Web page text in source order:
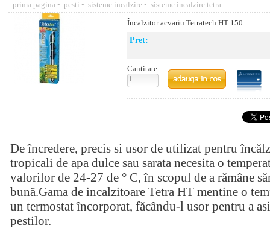
prima pagina • pesti • sisteme incalzire • sisteme incalzire tetra
Încalzitor acvariu Tetratech HT 150
Pret:
Cantitate:
De încredere, precis si usor de utilizat pentru
tropicali de apa dulce sau sarata necesita o
valorilor de 24-27 de ° C, în scopul de a rămâne
bună.Gama de incalzitoare Tetra HT mentine o
un termostat încorporat, făcându-l usor pentru a
pestilor.